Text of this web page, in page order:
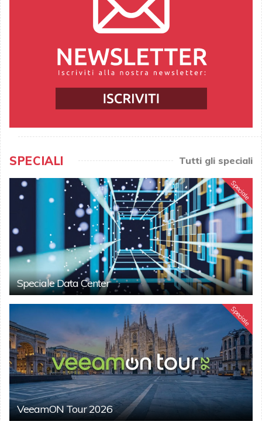
SPECIALI Tutti gli speciali
Speciale
Speciale Data Center
Speciale
VeeamON Tour 2026